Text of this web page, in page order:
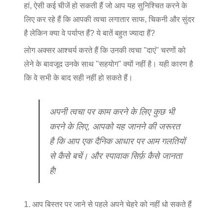
हां, ऐसी कई चीजें हो सकती हैं जो आप यह सुनिश्चित करने के
लिए कर रहे हैं कि आपकी त्वचा लगातार साफ, चिकनी और सुंदर
है लेकिन क्या वे पर्याप्त हैं? ये बातें बहुत ज्यादा हैं?
लोग अक्सर आश्चर्य करते हैं कि उनकी त्वचा "दाएं" चरणों को
लेने के बावजूद उनके साथ "सहयोग" क्यों नहीं है। यही कारण है
कि वे सभी के बाद सही नहीं हो सकते हैं।
अपनी त्वचा पर काम करने के लिए कुछ भी
करने के लिए, आपको यह जानने की जरूरत
है कि आप एक दैनिक आधार पर आम गलतियों
से कैसे बचें। और स्पावाक सिर्फ़ कैसे जानता
है!
1. आप बिस्तर पर जाने से पहले अपने चेहरे को नहीं धो सकते हैं